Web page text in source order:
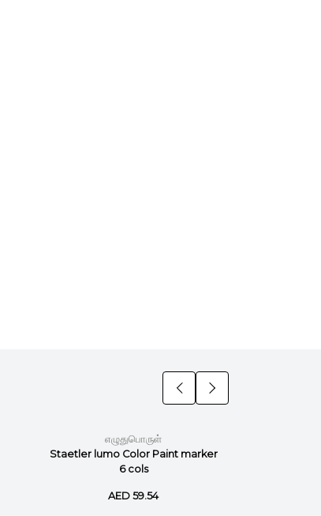
எழுதுபொருள்
Staetler lumo Color Paint marker
6 cols
AED 59.54